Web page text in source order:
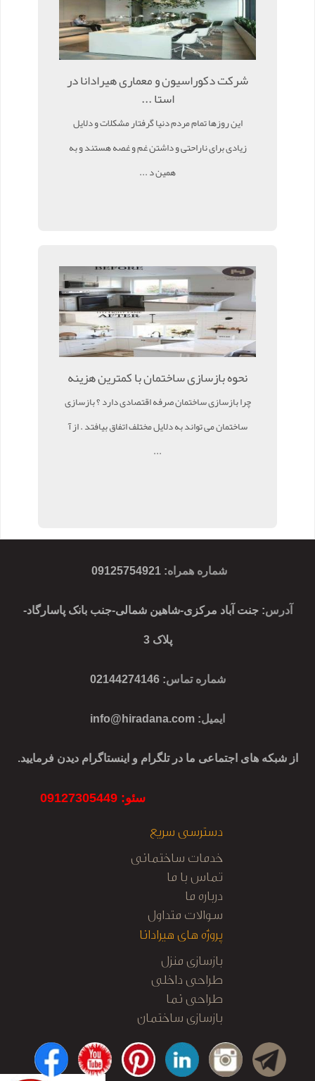
شرکت دکوراسیون و معماری هیرادانا در
استا ...
این روزها تمام مردم دنیا گرفتار مشکلات و دلایل
زیادی برای ناراحتی و داشتن غم و غصه هستند و به
همین د ...
نحوه بازسازی ساختمان با کمترین هزینه
چرا بازسازی ساختمان صرفه اقتصادی دارد ؟ بازسازی
ساختمان می تواند به دلایل مختلف اتفاق بیافتد . از آ
...
شماره همراه:
09125754921
آدرس: جنت آباد مرکزی-شاهین شمالی-جنب بانک پاسارگاد-
پلاک 3
شماره تماس: 02144274146
ایمیل:
info@hiradana.com
از شبکه های اجتماعی ما در تلگرام و اینستاگرام دیدن فرمایید.
سئو: 09127305449
دسترسی سریع
خدمات ساختمانی
تماس با ما
درباره ما
سوالات متداول
پروژه های هیرادانا
بازسازی منزل
طراحی داخلی
طراحی نما
بازسازی ساختمان
نظارت و اجرا